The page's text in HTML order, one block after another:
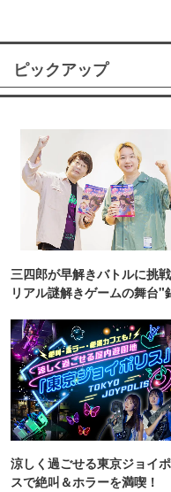
ピックアップ
三四郎が早解きバトルに挑戦
リアル謎解きゲームの舞台"
涼しく過ごせる東京ジョイ
スで絶叫＆ホラーを満喫！